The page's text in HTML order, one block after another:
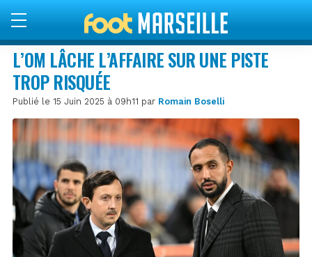
L’OM LÂCHE L’AFFAIRE SUR UNE PISTE
TROP RISQUÉE
Publié le 15 Juin 2025 à 09h11 par Romain Boselli